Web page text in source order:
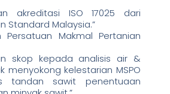
akreditasi ISO 17025 dari
Standard Malaysia.”
Persatuan Makmal Pertanian
skop kepada analisis air &
menyokong kelestarian MSPO
tandan sawit penentuaan